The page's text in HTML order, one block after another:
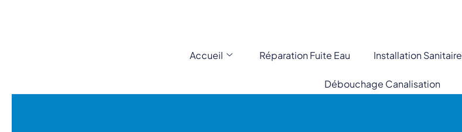
Accueil Réparation Fuite Eau Installation Sanitaire
Débouchage Canalisation